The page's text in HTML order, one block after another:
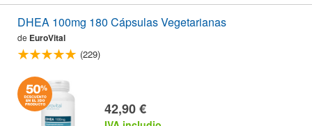
DHEA 100mg 180 Cápsulas Vegetarianas
de EuroVital
(229)
42,90 €